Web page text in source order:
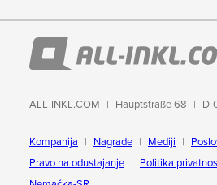
ALL-INKL.COM Hauptstraße 68 D-
Kompanija Nagrade Mediji
Pravo na odustajanje
Politika